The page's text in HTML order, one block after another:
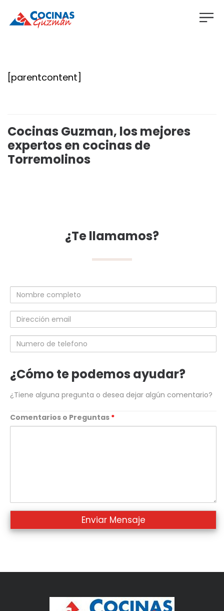
[parentcontent]
Cocinas Guzman, los mejores
expertos en cocinas de
Torremolinos
¿Te llamamos?
Nombre
completo
Dirección
email
Numero
de
¿Cómo te podemos ayudar?
¿Tiene alguna pregunta o desea dejar algún comentario?
Comentarios o Preguntas *